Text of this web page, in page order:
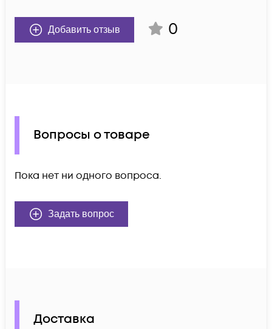
Добавить отзыв 0
Вопросы о товаре
Пока нет ни одного вопроса.
Задать вопрос
Доставка